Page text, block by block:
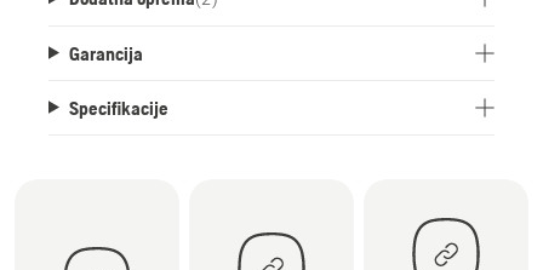
Garancija
Specifikacije